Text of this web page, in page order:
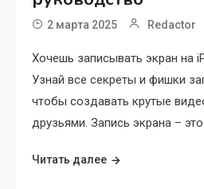
2 марта 2025 Redactor
Хочешь записывать экран на
Узнай все секреты и фишки
чтобы создавать крутые
друзьями. Запись экрана –
Читать далее